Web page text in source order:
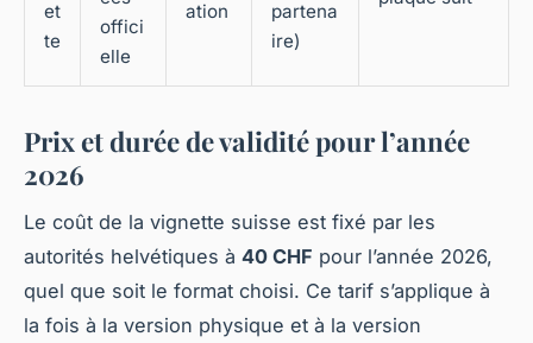
et
te
offici
elle
ation
partena
ire)
Prix et durée de validité pour l’année
2026
Le coût de la vignette suisse est fixé par les
autorités helvétiques à 40 CHF pour l’année 2026,
quel que soit le format choisi. Ce tarif s’applique à
la fois à la version physique et à la version